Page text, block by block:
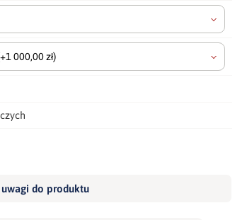
000,00 zł)
do produktu